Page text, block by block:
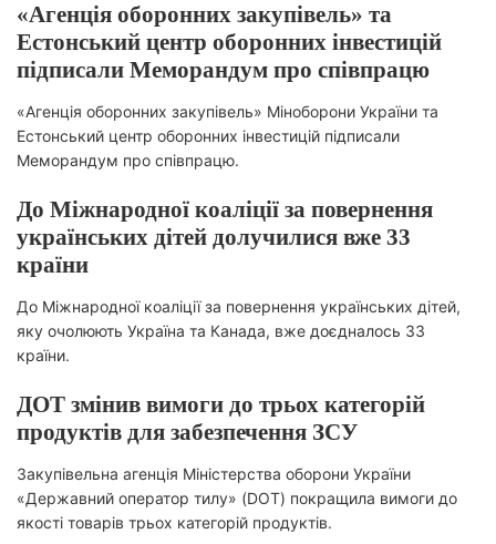
«Агенція оборонних закупівель» та
Естонський центр оборонних інвестицій
підписали Меморандум про співпрацю
«Агенція оборонних закупівель» Міноборони України та
Естонський центр оборонних інвестицій підписали
Меморандум про співпрацю.
До Міжнародної коаліції за повернення
українських дітей долучилися вже 33
країни
До Міжнародної коаліції за повернення українських дітей,
яку очолюють Україна та Канада, вже доєдналось 33
країни.
ДОТ змінив вимоги до трьох категорій
продуктів для забезпечення ЗСУ
Закупівельна агенція Міністерства оборони України
«Державний оператор тилу» (DOT) покращила вимоги до
якості товарів трьох категорій продуктів.